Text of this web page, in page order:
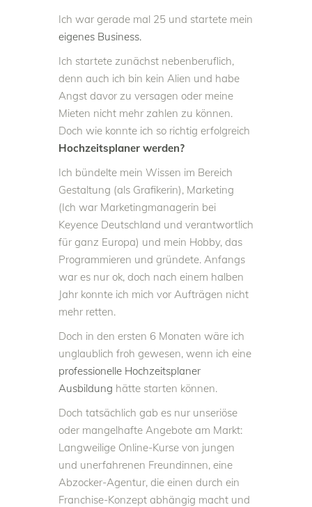
Ich war gerade mal 25 und startete mein
eigenes Business.
Ich startete zunächst nebenberuflich,
denn auch ich bin kein Alien und habe
Angst davor zu versagen oder meine
Mieten nicht mehr zahlen zu können.
Doch wie konnte ich so richtig erfolgreich
Hochzeitsplaner werden?
Ich bündelte mein Wissen im Bereich
Gestaltung (als Grafikerin), Marketing
(Ich war Marketingmanagerin bei
Keyence Deutschland und verantwortlich
für ganz Europa) und mein Hobby, das
Programmieren und gründete. Anfangs
war es nur ok, doch nach einem halben
Jahr konnte ich mich vor Aufträgen nicht
mehr retten.
Doch in den ersten 6 Monaten wäre ich
unglaublich froh gewesen, wenn ich eine
professionelle Hochzeitsplaner
Ausbildung hätte starten können.
Doch tatsächlich gab es nur unseriöse
oder mangelhafte Angebote am Markt:
Langweilige Online-Kurse von jungen
und unerfahrenen Freundinnen, eine
Abzocker-Agentur, die einen durch ein
Franchise-Konzept abhängig macht und